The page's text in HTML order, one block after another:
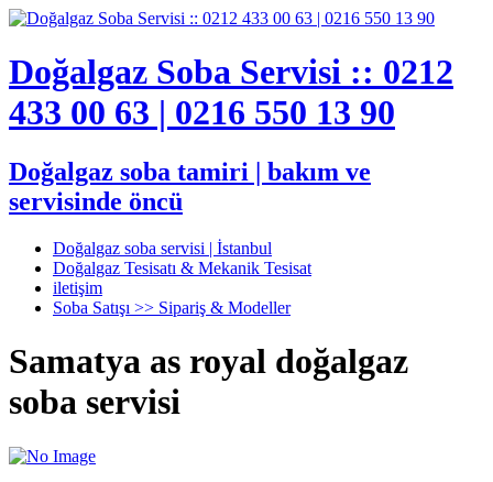
Doğalgaz Soba Servisi :: 0212
433 00 63 | 0216 550 13 90
Doğalgaz soba tamiri | bakım ve
servisinde öncü
Doğalgaz soba servisi | İstanbul
Doğalgaz Tesisatı & Mekanik Tesisat
iletişim
Soba Satışı >> Sipariş & Modeller
Samatya as royal doğalgaz
soba servisi